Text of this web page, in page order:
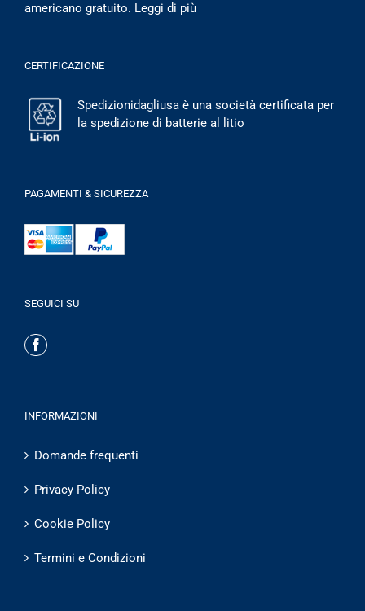
americano gratuito. Leggi di più
CERTIFICAZIONE
Spedizionidagliusa è una società certificata per
la spedizione di batterie al litio
PAGAMENTI & SICUREZZA
SEGUICI SU
INFORMAZIONI
Domande frequenti
Privacy Policy
Cookie Policy
Termini e Condizioni